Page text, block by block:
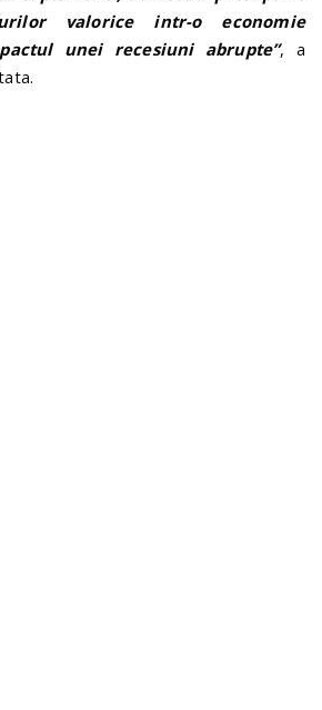
valorice intr-o economie
unei recesiuni abrupte”, a